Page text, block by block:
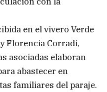
en el vivero Verde
Florencia Corradi,
asociadas elaboran
abastecer en
familiares del paraje.